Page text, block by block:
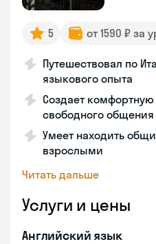
5 от 1590 ₽ за
Путешествовал по
языкового опыта
Создает
свободного общения
Умеет находить
взрослыми
Читать дальше
Услуги и цены
Английский язык